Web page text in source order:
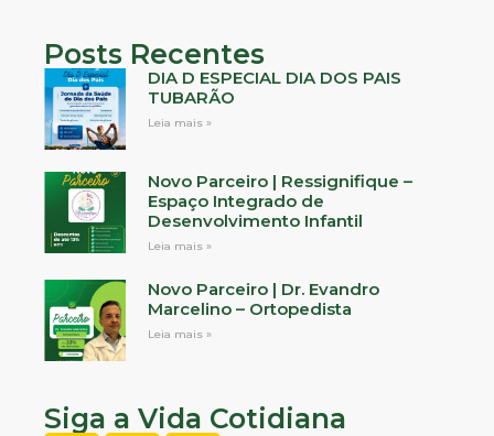
Posts Recentes
DIA D ESPECIAL DIA DOS PAIS
TUBARÃO
Leia mais »
Novo Parceiro | Ressignifique –
Espaço Integrado de
Desenvolvimento Infantil
Leia mais »
Novo Parceiro | Dr. Evandro
Marcelino – Ortopedista
Leia mais »
Siga a Vida Cotidiana